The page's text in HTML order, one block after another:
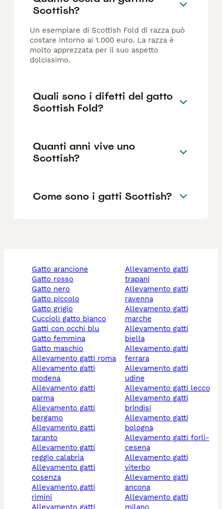
Scottish?
Un esemplare di Scottish Fold di razza può
costare intorno ai 1.000 euro. La razza è
molto apprezzata per il suo aspetto
dolcissimo.
Quali sono i difetti del gatto
Scottish Fold?
Quanti anni vive uno
Scottish?
Come sono i gatti Scottish?
gatto arancione
gatto rosso
gatto nero
gatto piccolo
gatto grigio
cuccioli gatto bianco
gatti con occhi blu
gatto femmina
gatto maschio
allevamento gatti roma
allevamento gatti
modena
allevamento gatti
parma
allevamento gatti
bergamo
allevamento gatti
taranto
allevamento gatti
reggio calabria
allevamento gatti
cosenza
allevamento gatti
rimini
allevamento gatti
allevamento gatti
trapani
allevamento gatti
ravenna
allevamento gatti
marche
allevamento gatti
biella
allevamento gatti
ferrara
allevamento gatti
udine
allevamento gatti lecco
allevamento gatti
brindisi
allevamento gatti
bologna
allevamento gatti forlì-
cesena
allevamento gatti
viterbo
allevamento gatti
ancona
allevamento gatti
milano